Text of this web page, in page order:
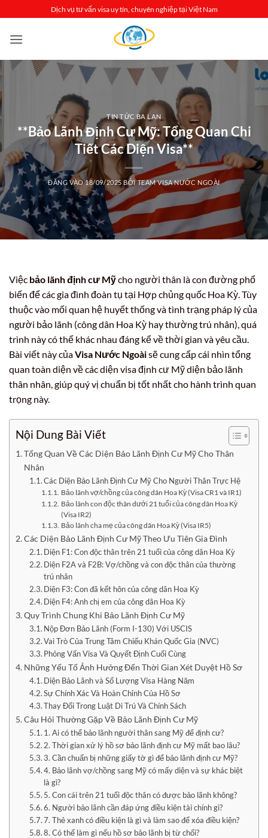
qua
nội
Dịch vụ tư vấn visa uy tín, chuyên nghiệp tại Việt Nam
TIN TỨC BA LAN
**Bảo Lãnh Định Cư Mỹ: Tổng Quan Chi
Tiết Các Diện Visa**
ĐĂNG VÀO18/09/2025 BỞITEAM VISA NƯỚC NGOÀI
Việc bảo lãnh định cư Mỹcho người thân là con đường phổ
biến để các gia đình đoàn tụ tại Hợp chủng quốc Hoa Kỳ. Tùy
thuộc vào mối quan hệ huyết thống và tình trạng pháp lý của
người bảo lãnh (công dân Hoa Kỳ hay thường trú nhân), quá
trình này có thể khác nhau đáng kể về thời gian và yêu cầu.
Bài viết này củaVisa Nước Ngoàisẽ cung cấp cái nhìn tổng
quan toàn diện về các diện visa định cư Mỹ diện bảo lãnh
thân nhân, giúp quý vị chuẩn bị tốt nhất cho hành trình quan
trọng này.
Nội Dung Bài Viết
Tổng Quan Về Các Diện Bảo Lãnh Định Cư Mỹ Cho Thân
Nhân
Các Diện Bảo Lãnh Định Cư Mỹ Cho Người Thân Trực Hệ
Bảo lãnh vợ/chồng của công dân Hoa Kỳ (Visa CR1 và IR1)
Bảo lãnh con độc thân dưới 21 tuổi của công dân Hoa Kỳ
(Visa IR2)
Bảo lãnh cha mẹ của công dân Hoa Kỳ (Visa IR5)
Các Diện Bảo Lãnh Định Cư Mỹ Theo Ưu Tiên Gia Đình
Diện F1: Con độc thân trên 21 tuổi của công dân Hoa Kỳ
Diện F2A và F2B: Vợ/chồng và con độc thân của thường
trú nhân
Diện F3: Con đã kết hôn của công dân Hoa Kỳ
Diện F4: Anh chị em của công dân Hoa Kỳ
Quy Trình Chung Khi Bảo Lãnh Định Cư Mỹ
Nộp Đơn Bảo Lãnh (Form I-130) Với USCIS
Vai Trò Của Trung Tâm Chiếu Khán Quốc Gia (NVC)
Phỏng Vấn Visa Và Quyết Định Cuối Cùng
Những Yếu Tố Ảnh Hưởng Đến Thời Gian Xét Duyệt Hồ Sơ
Diện Bảo Lãnh và Số Lượng Visa Hàng Năm
Sự Chính Xác Và Hoàn Chỉnh Của Hồ Sơ
Thay Đổi Trong Luật Di Trú Và Chính Sách
Câu Hỏi Thường Gặp Về Bảo Lãnh Định Cư Mỹ
1. Ai có thể bảo lãnh người thân sang Mỹ để định cư?
2. Thời gian xử lý hồ sơ bảo lãnh định cư Mỹ mất bao lâu?
3. Cần chuẩn bị những giấy tờ gì để bảo lãnh định cư Mỹ?
4. Bảo lãnh vợ/chồng sang Mỹ có mấy diện và sự khác biệt
là gì?
5. Con cái trên 21 tuổi độc thân có được bảo lãnh không?
6. Người bảo lãnh cần đáp ứng điều kiện tài chính gì?
7. Thẻ xanh có điều kiện là gì và làm sao để xóa điều kiện?
8. Có thể làm gì nếu hồ sơ bảo lãnh bị từ chối?